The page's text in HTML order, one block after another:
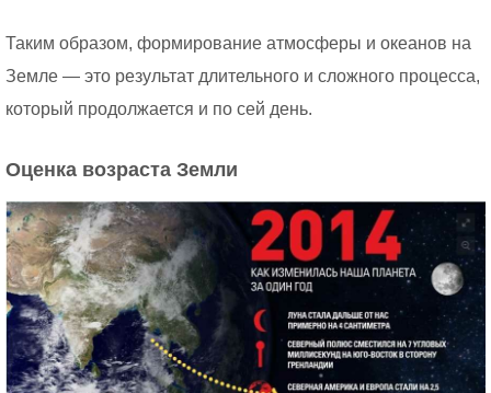
Таким образом, формирование атмосферы и океанов на
Земле — это результат длительного и сложного процесса,
который продолжается и по сей день.
Оценка возраста Земли